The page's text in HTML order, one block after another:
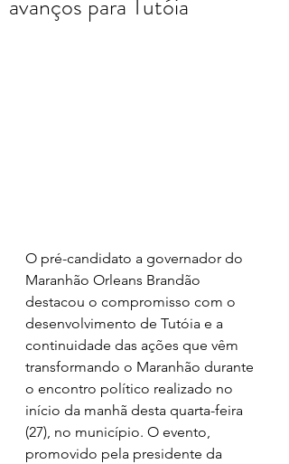
avanços para Tutóia
O pré-candidato a governador do
Maranhão Orleans Brandão
destacou o compromisso com o
desenvolvimento de Tutóia e a
continuidade das ações que vêm
transformando o Maranhão durante
o encontro político realizado no
início da manhã desta quarta-feira
(27), no município. O evento,
promovido pela presidente da